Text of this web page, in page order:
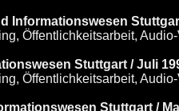
Informationswesen
Öffentlichkeitsarbeit,
Stuttgart / Juli
Öffentlichkeitsarbeit,
Stuttgart /